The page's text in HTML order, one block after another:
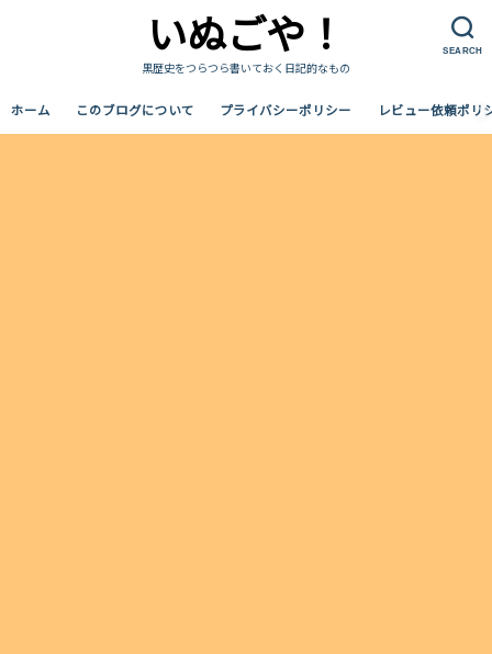
SEARCH
いぬごや！
黒歴史をつらつら書いておく日記的なもの
ホーム このブログについて プライバシーポリシー レビュー依頼ポリ